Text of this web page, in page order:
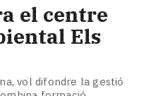
el centre
Els
vol difondre la gestió